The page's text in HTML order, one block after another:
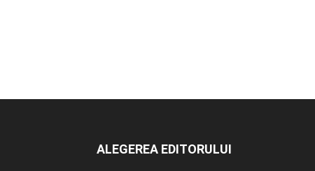
ALEGEREA EDITORULUI